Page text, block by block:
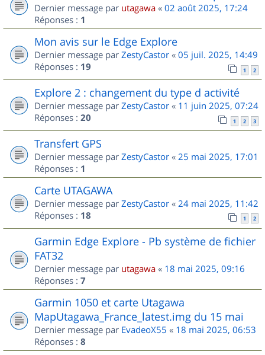
Dernier message par utagawa « 02 août 2025, 17:24
Réponses : 1
Mon avis sur le Edge Explore
Dernier message par ZestyCastor « 05 juil. 2025, 14:49
Réponses : 19 1 2
Explore 2 : changement du type d activité
Dernier message par ZestyCastor « 11 juin 2025, 07:24
Réponses : 20 1 2 3
Transfert GPS
Dernier message par ZestyCastor « 25 mai 2025, 17:01
Réponses : 1
Carte UTAGAWA
Dernier message par ZestyCastor « 24 mai 2025, 11:42
Réponses : 18 1 2
Garmin Edge Explore - Pb système de fichier
FAT32
Dernier message par utagawa « 18 mai 2025, 09:16
Réponses : 7
Garmin 1050 et carte Utagawa
MapUtagawa_France_latest.img du 15 mai
Dernier message par EvadeoX55 « 18 mai 2025, 06:53
Réponses : 8